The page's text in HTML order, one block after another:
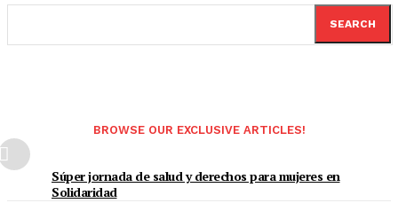
SEARCH
BROWSE OUR EXCLUSIVE ARTICLES!
Súper jornada de salud y derechos para mujeres en
Solidaridad